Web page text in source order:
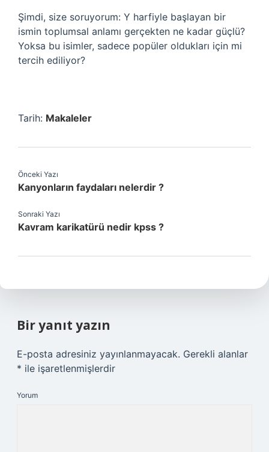
Şimdi, size soruyorum: Y harfiyle başlayan bir
ismin toplumsal anlamı gerçekten ne kadar güçlü?
Yoksa bu isimler, sadece popüler oldukları için mi
tercih ediliyor?
Tarih: Makaleler
Önceki Yazı
Kanyonların faydaları nelerdir ?
Sonraki Yazı
Kavram karikatürü nedir kpss ?
Bir yanıt yazın
E-posta adresiniz yayınlanmayacak. Gerekli alanlar
* ile işaretlenmişlerdir
Yorum